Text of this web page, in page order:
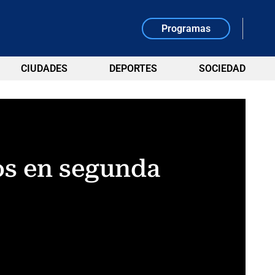
Programas
CIUDADES DEPORTES SOCIEDAD
en segunda